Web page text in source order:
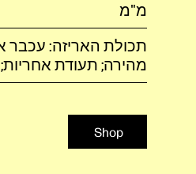
מ"מ
מהירה; תעודת אחריות; R.E.D.‎ כרטיס RTF
Shop